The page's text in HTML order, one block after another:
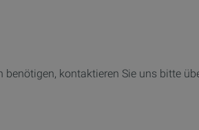
kontaktieren Sie uns bitte